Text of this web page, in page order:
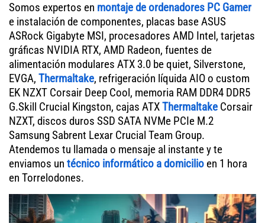
Somos expertos en montaje de ordenadores PC Gamer
e instalación de componentes, placas base ASUS
ASRock Gigabyte MSI, procesadores AMD Intel, tarjetas
gráficas NVIDIA RTX, AMD Radeon, fuentes de
alimentación modulares ATX 3.0 be quiet, Silverstone,
EVGA, Thermaltake, refrigeración líquida AIO o custom
EK NZXT Corsair Deep Cool, memoria RAM DDR4 DDR5
G.Skill Crucial Kingston, cajas ATXThermaltake Corsair
NZXT, discos duros SSD SATA NVMe PCIe M.2
Samsung Sabrent Lexar Crucial Team Group.
Atendemos tu llamada o mensaje al instante y te
enviamos un técnico informático a domicilio en 1 hora
en Torrelodones.